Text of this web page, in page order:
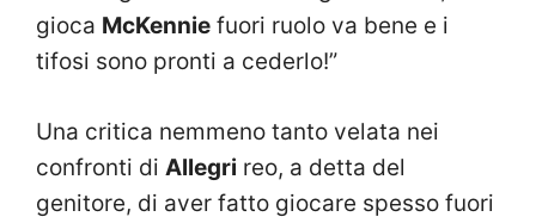
gioca McKennie fuori ruolo va bene e i
tifosi sono pronti a cederlo!”
Una critica nemmeno tanto velata nei
confronti di Allegri reo, a detta del
genitore, di aver fatto giocare spesso fuori